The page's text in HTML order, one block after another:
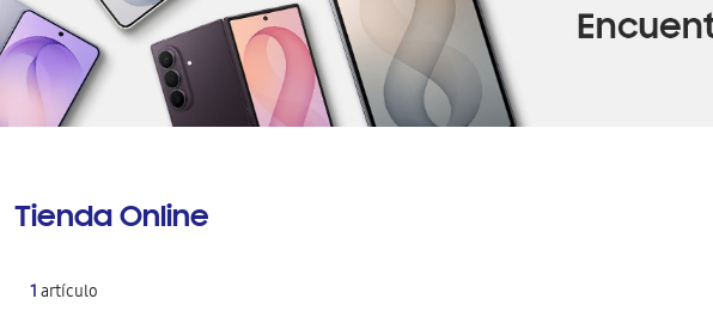
Tienda Online
1artículo